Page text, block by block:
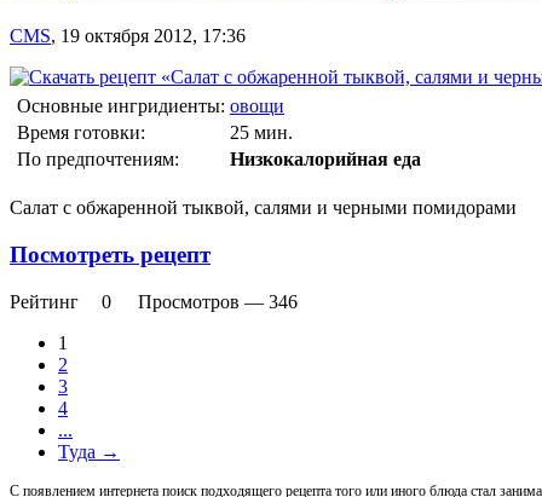
CMS, 19 октября 2012, 17:36
Основные ингридиенты: овощи
Время готовки:
25 мин.
По предпочтениям:
Низкокалорийная еда
Салат с обжаренной тыквой, салями и черными помидорами
Посмотреть рецепт
Рейтинг 0 Просмотров — 346
1
2
3
4
...
Туда →
С появлением интернета поиск подходящего рецепта того или иного блюда стал